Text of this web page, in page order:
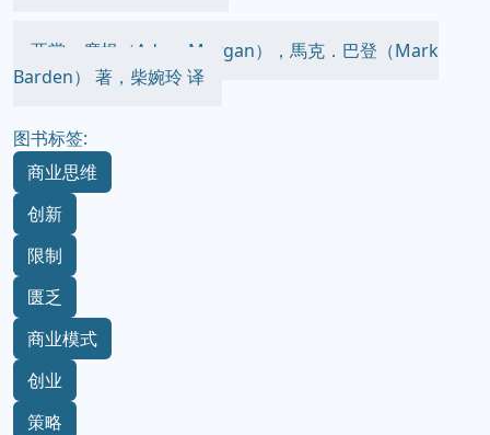
亞當．摩根（Adam Morgan），馬克．巴登（Mark
Barden） 著，柴婉玲 译
图书标签:
商业思维
创新
限制
匮乏
商业模式
创业
策略